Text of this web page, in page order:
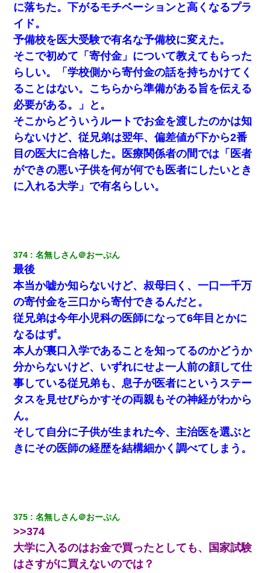
高1のとき男に襲われ、不妊の叔母に頼まれて出産。→叔母夫婦が
養子縁組してアメリカに子供を連れ帰った。→9・11で叔母夫婦が
亡くなってしまい…
私『貯金貯まったし、やっと家建てられるね！』夫「実家を二世
帯住宅にした。それに貯金使った」→私『離婚しよう』夫「え
っ」私『使った貯金はあげるから』→すると…
【復讐】義兄嫁「生活費、足りない分を貸してほしい」私「貸す
わけないでしょｗｗｗｗ」→ 理由を話したら泣き出して・・私
（あまりにも希望通り）
デパートの外商『私さんだと名乗る女が、ツケで宝石を買おうと
していて…』私「！？」→ 翌日。ママ友たちの様子が微妙におか
しくなり・・・
う。会社「仕事がハードだし田舎で娯楽も少ないからキツイの
か…」→ 実際は違った
我が家のガレージに見知らぬ車。俺「もしもし、玄関にもシャッ
ターリモコンあるだろ？DOWNのボタン押してｗ」→ 待つこと１
時間弱・・・
【驚愕】5000円でＪＫと行為してきたが後悔しかない…
「お前の父ちゃんは自宅警備員」とかからかわれたけど、実はと
んでもない仕事に就いていた
【悲報】お風呂で父親と姉が完全に行為してるんだが...
義兄嫁「娘が大学に入ったら下宿させて」私「しつこい、学校斡
旋のアパートに行け」→ 旦那が義兄に通報したら「志望校を変え
【衝撃】職場に入って来た綺麗な新人さんに職場を案内すること
に → 新人「ドンッ！」私「！？」→ 突然、突き飛ばされて左手
の甲を踏みつけられて…
に落ちた。下がるモチベーションと高くなるプラ
イド。
予備校を医大受験で有名な予備校に変えた。
そこで初めて「寄付金」について教えてもらった
らしい。「学校側から寄付金の話を持ちかけてく
ることはない。こちらから準備がある旨を伝える
必要がある。」と。
そこからどういうルートでお金を渡したのかは知
らないけど、従兄弟は翌年、偏差値が下から2番
目の医大に合格した。医療関係者の間では「医者
ができの悪い子供を何が何でも医者にしたいとき
に入れる大学」で有名らしい。
374 名無しさん＠おーぷん
最後
本当か嘘か知らないけど、叔母曰く、一口一千万
の寄付金を三口から寄付できるんだと。
従兄弟は今年小児科の医師になって6年目とかに
なるはず。
本人が裏口入学であることを知ってるのかどうか
分からないけど、いずれにせよ一人前の顔して仕
事している従兄弟も、息子が医者にというステー
タスを見せびらかすその両親もその神経がわから
ん。
そして自分に子供が生まれた今、主治医を選ぶと
きにその医師の経歴を結構細かく調べてしまう。
375 名無しさん＠おーぷん
>>374
大学に入るのはお金で買ったとしても、国家試験
はさすがに買えないのでは？